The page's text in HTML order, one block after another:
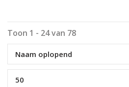
Toon 1 - 24 van 78
Naam oplopend
50